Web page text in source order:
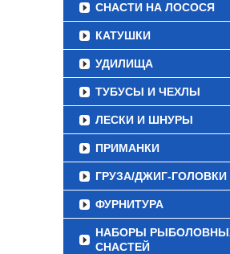
СНАСТИ НА ЛОСОСЯ
КАТУШКИ
УДИЛИЩА
ТУБУСЫ И ЧЕХЛЫ
ЛЕСКИ И ШНУРЫ
ПРИМАНКИ
ГРУЗА/ДЖИГ-ГОЛОВКИ
ФУРНИТУРА
НАБОРЫ
СНАСТЕЙ